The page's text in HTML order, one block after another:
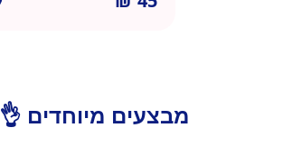
מבצעים מיוחדים 👌